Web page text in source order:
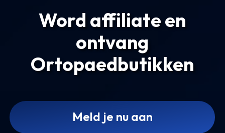
Word affiliate en
ontvang
Ortopaedbutikken
Meld je nu aan